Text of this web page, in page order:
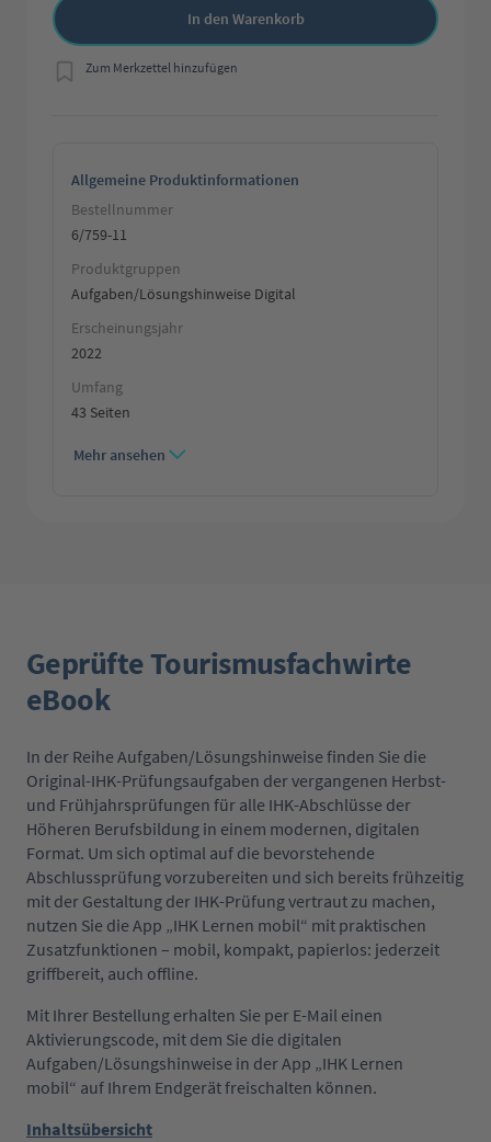
In den Warenkorb
Zum Merkzettel hinzufügen
Allgemeine Produktinformationen
Bestellnummer
6/759-11
Produktgruppen
Aufgaben/Lösungshinweise Digital
Erscheinungsjahr
2022
Umfang
43 Seiten
Mehr ansehen
Geprüfte Tourismusfachwirte
eBook
In der Reihe Aufgaben/Lösungshinweise finden Sie die
Original-IHK-Prüfungsaufgaben der vergangenen Herbst-
und Frühjahrsprüfungen für alle IHK-Abschlüsse der
Höheren Berufsbildung in einem modernen, digitalen
Format. Um sich optimal auf die bevorstehende
Abschlussprüfung vorzubereiten und sich bereits frühzeitig
mit der Gestaltung der IHK-Prüfung vertraut zu machen,
nutzen Sie die App „IHK Lernen mobil“ mit praktischen
Zusatzfunktionen – mobil, kompakt, papierlos: jederzeit
griffbereit, auch offline.
Mit Ihrer Bestellung erhalten Sie per E-Mail einen
Aktivierungscode, mit dem Sie die digitalen
Aufgaben/Lösungshinweise in der App „IHK Lernen
mobil“ auf Ihrem Endgerät freischalten können.
Inhaltsübersicht